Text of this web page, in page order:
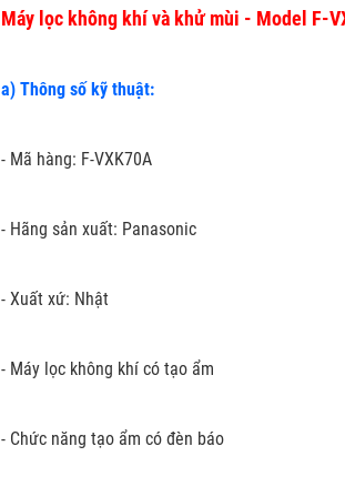
Máy lọc không khí và khử mùi - Model F-
a) Thông số kỹ thuật:
- Mã hàng: F-VXK70A
- Hãng sản xuất: Panasonic
- Xuất xứ: Nhật
- Máy lọc không khí có tạo ẩm
- Chức năng tạo ẩm có đèn báo